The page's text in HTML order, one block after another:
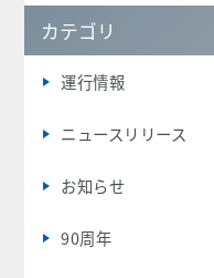
カテゴリ
運行情報
ニュースリリース
お知らせ
90周年